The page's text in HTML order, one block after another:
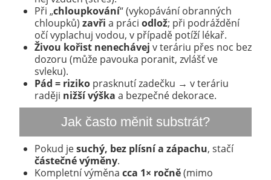
Při „chloupkování“ (vykopávání obranných
chloupků) zavři a práci odlož; při podráždění
očí vyplachuj vodou, v případě potíží lékař.
Živou kořist nenechávej v teráriu přes noc bez
dozoru (může pavouka poranit, zvlášť ve
svleku).
Pád = rizikoprasknutí zadečku → v teráriu
raději nižší výška a bezpečné dekorace.
Jak často měnit substrát?
Pokud jesuchý, bez plísní a zápachu, stačí
částečné výměny.
Kompletní výměna cca 1× ročně(mimo